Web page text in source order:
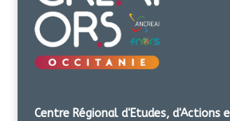
Centre Régional d'Etudes, d'Actions